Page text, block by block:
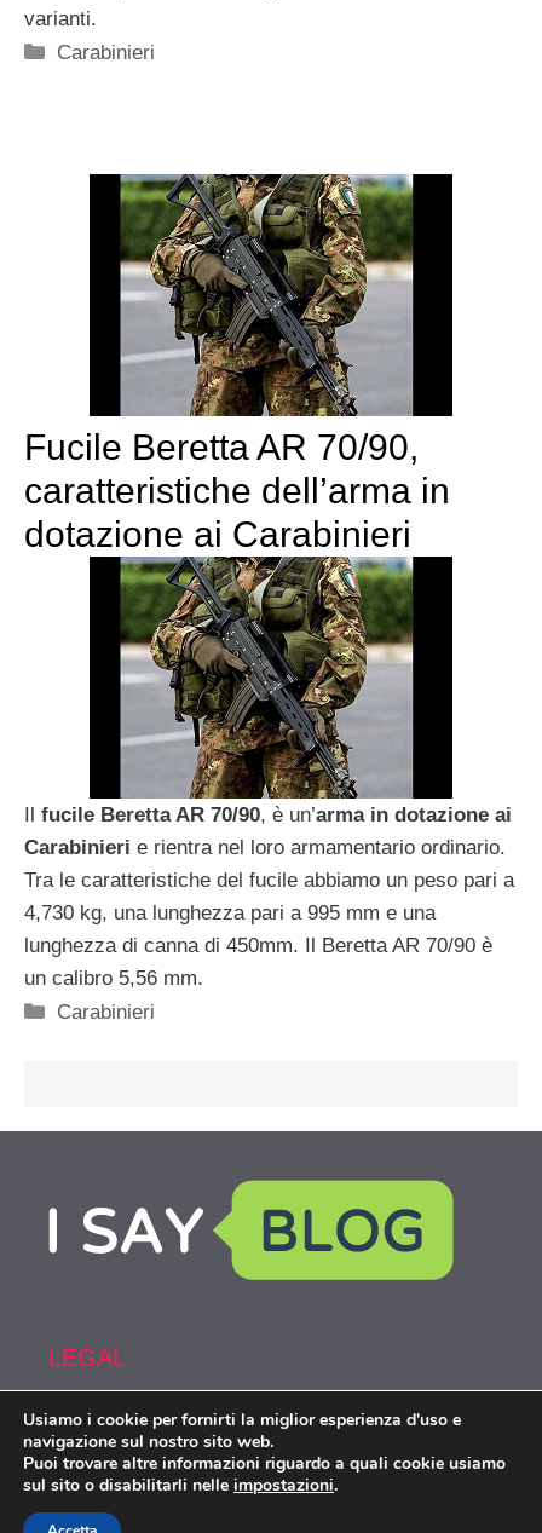
varianti.
Categorie
Carabinieri
Fucile Beretta AR 70/90,
caratteristiche dell’arma in
dotazione ai Carabinieri
fucile Beretta AR 70/90, è un’arma in dotazione ai
Carabinieri e rientra nel loro armamentario ordinario.
Tra le caratteristiche del fucile abbiamo un peso pari a
4,730 kg, una lunghezza pari a 995 mm e una
lunghezza di canna di 450mm. Il Beretta AR 70/90 è
un calibro 5,56 mm.
Categorie
Carabinieri
LEGAL
Armi&Spy is part of the network IsayBlog!
Usiamo i cookie per fornirti la miglior esperienza d'uso e
navigazione sul nostro sito web.
Puoi trovare altre informazioni riguardo a quali cookie usiamo
sul sito o disabilitarli nelle impostazioni.